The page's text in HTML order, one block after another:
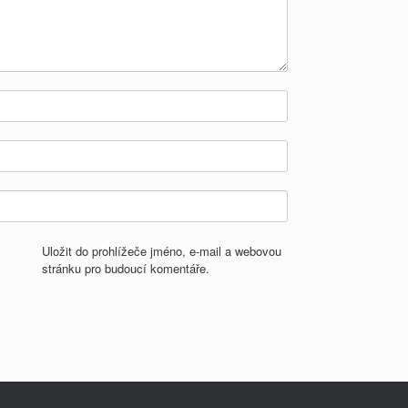
Uložit do prohlížeče jméno, e-mail a webovou
stránku pro budoucí komentáře.